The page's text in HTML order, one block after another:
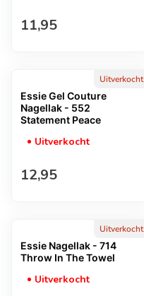
Normale prijs
11,95
Uitverkocht
Essie Gel Couture
Nagellak - 552
Statement Peace
Uitverkocht
Normale prijs
12,95
Uitverkocht
Essie Nagellak - 714
Throw In The Towel
Uitverkocht